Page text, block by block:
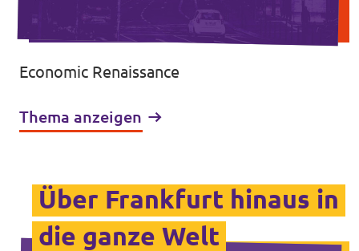
Economic Renaissance
Thema anzeigen
Über Frankfurt hinaus in
die ganze Welt